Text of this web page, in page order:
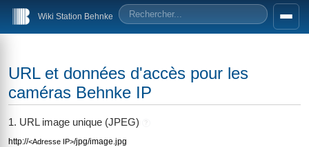
Wiki Station Behnke
URL et données d'accès pour les
caméras Behnke IP
1. URL image unique (JPEG) ?
http://<Adresse IP>/jpg/image.jpg